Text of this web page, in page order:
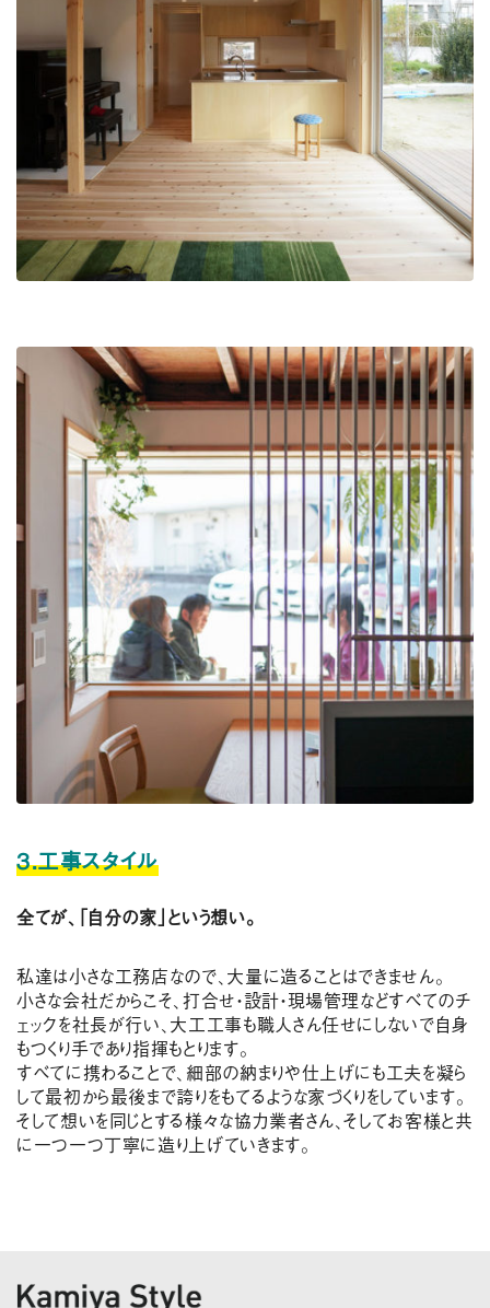
３.工事スタイル
全てが、「自分の家」という想い。
私達は小さな工務店なので、大量に造ることはできません。
小さな会社だからこそ、打合せ・設計・現場管理などすべてのチ
ェックを社長が行い、大工工事も職人さん任せにしないで自身
もつくり手であり指揮もとります。
すべてに携わることで、細部の納まりや仕上げにも工夫を凝ら
して最初から最後まで誇りをもてるような家づくりをしています。
そして想いを同じとする様々な協力業者さん、そしてお客様と共
に一つ一つ丁寧に造り上げていきます。